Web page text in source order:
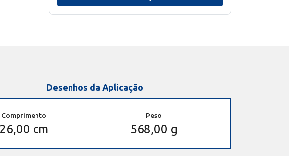
Desenhos da Aplicação
Comprimento
26,00 cm
Peso
568,00 g